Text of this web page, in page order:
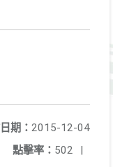
期： 2015-12-04
點擊率： 502 |